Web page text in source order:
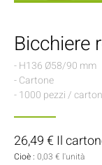
Bicchiere
- H136 Ø58/90 mm
- Cartone
- 1000 pezzi /
26,49 € Il
Cioè : 0,03 € l'unità